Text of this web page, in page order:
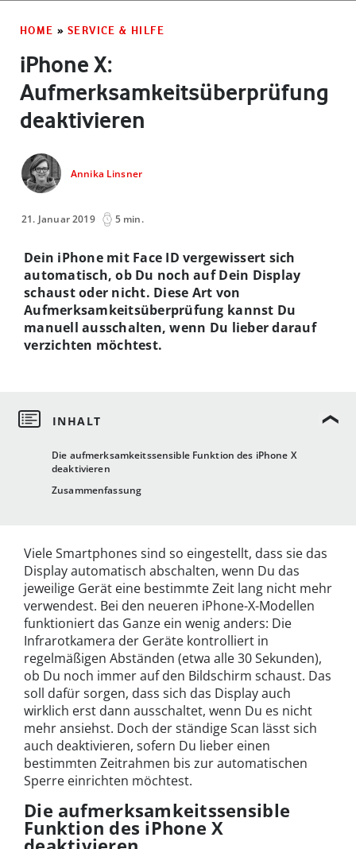
HOME » SERVICE & HILFE
iPhone X:
Aufmerksamkeitsüberprüfung
deaktivieren
Annika Linsner
21. Januar 2019 5 min.
Die aufmerksamkeitssensible Funktion des iPhone X
deaktivieren
Zusammenfassung
Dein iPhone mit Face ID vergewissert sich
automatisch, ob Du noch auf Dein Display
schaust oder nicht. Diese Art von
Aufmerksamkeitsüberprüfung kannst Du
manuell ausschalten, wenn Du lieber darauf
verzichten möchtest.
Viele Smartphones sind so eingestellt, dass sie das
Display automatisch abschalten, wenn Du das
jeweilige Gerät eine bestimmte Zeit lang nicht mehr
verwendest. Bei den neueren iPhone-X-Modellen
funktioniert das Ganze ein wenig anders: Die
Infrarotkamera der Geräte kontrolliert in
regelmäßigen Abständen (etwa alle 30 Sekunden),
ob Du noch immer auf den Bildschirm schaust. Das
soll dafür sorgen, dass sich das Display auch
wirklich erst dann ausschaltet, wenn Du es nicht
mehr ansiehst. Doch der ständige Scan lässt sich
auch deaktivieren, sofern Du lieber einen
bestimmten Zeitrahmen bis zur automatischen
Sperre einrichten möchtest.
Die aufmerksamkeitssensible
Funktion des iPhone X